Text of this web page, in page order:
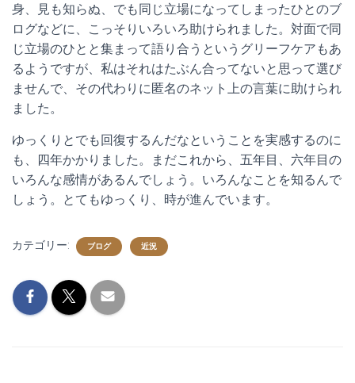
身、見も知らぬ、でも同じ立場になってしまったひとのブ
ログなどに、こっそりいろいろ助けられました。対面で同
じ立場のひとと集まって語り合うというグリーフケアもあ
るようですが、私はそれはたぶん合ってないと思って選び
ませんで、その代わりに匿名のネット上の言葉に助けられ
ました。
ゆっくりとでも回復するんだなということを実感するのに
も、四年かかりました。まだこれから、五年目、六年目の
いろんな感情があるんでしょう。いろんなことを知るんで
しょう。とてもゆっくり、時が進んでいます。
カテゴリー: ブログ 近況